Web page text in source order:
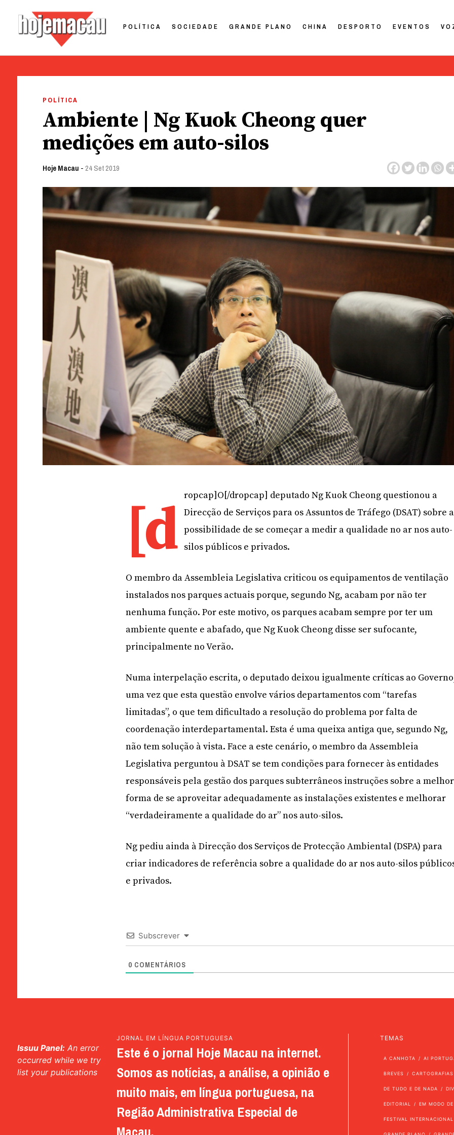
POLÍTICA SOCIEDADE GRANDE PLANO CHINA DESPORTO EVENTOS
POLÍTICA
Ambiente | Ng Kuok Cheong quer
medições em auto-silos
Hoje Macau - 24 Set 2019
[d ropcap]O[/dropcap] deputado Ng Kuok Cheong questionou a
Direcção de Serviços para os Assuntos de Tráfego (DSAT) sobre a
possibilidade de se começar a medir a qualidade no ar nos auto-
silos públicos e privados.
O membro da Assembleia Legislativa criticou os equipamentos de ventilação
instalados nos parques actuais porque, segundo Ng, acabam por não ter
nenhuma função. Por este motivo, os parques acabam sempre por ter um
ambiente quente e abafado, que Ng Kuok Cheong disse ser sufocante,
principalmente no Verão.
Numa interpelação escrita, o deputado deixou igualmente críticas ao
uma vez que esta questão envolve vários departamentos com “tarefas
limitadas”, o que tem dificultado a resolução do problema por falta de
coordenação interdepartamental. Esta é uma queixa antiga que, segundo Ng,
não tem solução à vista. Face a este cenário, o membro da Assembleia
Legislativa perguntou à DSAT se tem condições para fornecer às entidades
responsáveis pela gestão dos parques subterrâneos instruções sobre a melhor
forma de se aproveitar adequadamente as instalações existentes e melhorar
“verdadeiramente a qualidade do ar” nos auto-silos.
Ng pediu ainda à Direcção dos Serviços de Protecção Ambiental (DSPA) para
criar indicadores de referência sobre a qualidade do ar nos auto-silos
e privados.
Subscrever
0 COMENTÁRIOS
Issuu Panel: An error
occurred while we try
list your publications
JORNAL EM LÍNGUA PORTUGUESA
Este é o jornal Hoje Macau na internet.
Somos as notícias, a análise, a opinião e
muito mais, em língua portuguesa, na
Região Administrativa Especial de
TEMAS
A CANHOTA AI
BREVES CARTOGRAFIAS
DE TUDO E DE NADA
EDITORIAL EM MODO
FESTIVAL